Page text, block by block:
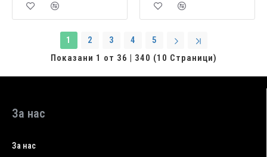
1 2 3 4
5
Показани 1 от 36 | 340 (10 Страници)
За нас
За нас